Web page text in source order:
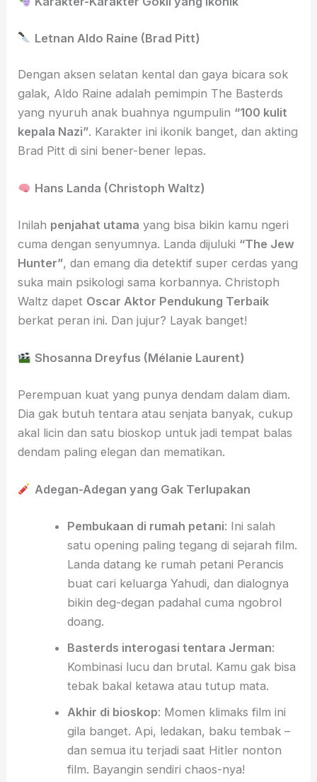
Letnan Aldo Raine (Brad Pitt)
Dengan aksen selatan kental dan gaya bicara sok
galak, Aldo Raine adalah pemimpin The Basterds
yang nyuruh anak buahnya ngumpulin “100 kulit
kepala Nazi”. Karakter ini ikonik banget, dan akting
Brad Pitt di sini bener-bener lepas.
Hans Landa (Christoph Waltz)
Inilah penjahat utama yang bisa bikin kamu ngeri
cuma dengan senyumnya. Landa dijuluki “The Jew
Hunter”, dan emang dia detektif super cerdas yang
suka main psikologi sama korbannya. Christoph
Waltz dapet Oscar Aktor Pendukung Terbaik
berkat peran ini. Dan jujur? Layak banget!
Shosanna Dreyfus (Mélanie Laurent)
Perempuan kuat yang punya dendam dalam diam.
Dia gak butuh tentara atau senjata banyak, cukup
akal licin dan satu bioskop untuk jadi tempat balas
dendam paling elegan dan mematikan.
Adegan-Adegan yang Gak Terlupakan
Pembukaan di rumah petani: Ini salah
satu opening paling tegang di sejarah film.
Landa datang ke rumah petani Perancis
buat cari keluarga Yahudi, dan dialognya
bikin deg-degan padahal cuma ngobrol
doang.
Basterds interogasi tentara Jerman:
Kombinasi lucu dan brutal. Kamu gak bisa
tebak bakal ketawa atau tutup mata.
Akhir di bioskop: Momen klimaks film ini
gila banget. Api, ledakan, baku tembak –
dan semua itu terjadi saat Hitler nonton
film. Bayangin sendiri chaos-nya!